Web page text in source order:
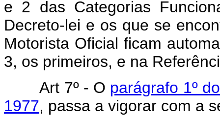
e 2 das Categorias
Decreto-lei e os que se
Motorista Oficial ficam
3, os primeiros, e na
Art 7º - O parágrafo 1º
1977, passa a vigorar com a